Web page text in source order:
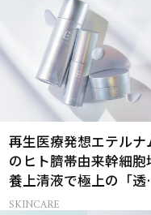
再生医療発想エテルナ
のヒト臍帯由来幹細胞
養上清液で極上の「透
感ハリ肌」へ
SKINCARE